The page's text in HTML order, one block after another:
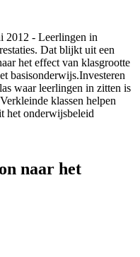
in
Dat blijkt uit een
het effect van klasgrootte
basisonderwijs.Investeren
waar leerlingen in zitten is
klassen helpen
het onderwijsbeleid
naar het